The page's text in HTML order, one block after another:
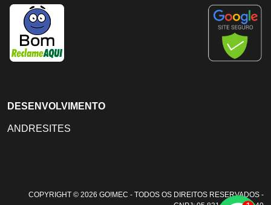
DESENVOLVIMENTO
ANDRESITES
COPYRIGHT © 2026 GO!MEC - TODOS OS DIREITOS RESERVADOS -